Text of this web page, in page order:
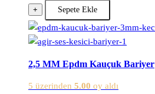
+ Sepete Ekle
2,5 MM Epdm Kauçuk Bariyer
5 üzerinden 5.00 oy aldı